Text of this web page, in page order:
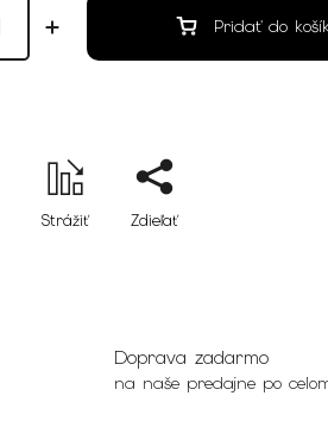
Pridať do
Strážiť Zdieľať
Doprava zadarmo
na naše predajne po